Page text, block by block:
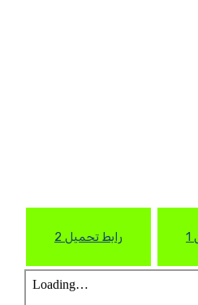
رابط تحميل 2